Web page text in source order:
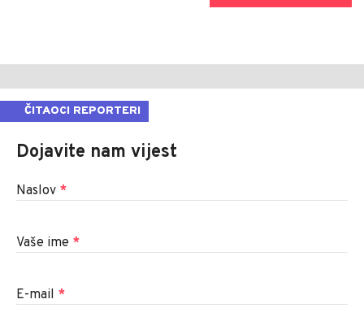
ČITAOCI REPORTERI
Dojavite nam vijest
Naslov *
Vaše ime *
E-mail *